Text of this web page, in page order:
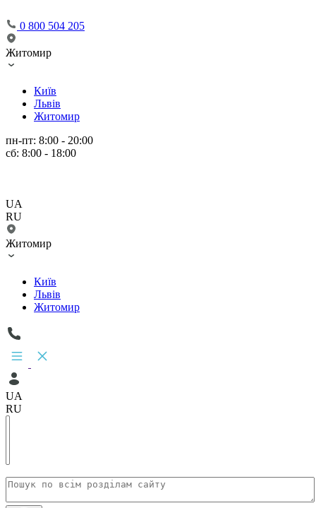
0 800 504 205
Житомир
Київ
Львів
Житомир
пн-пт: 8:00 - 20:00
сб: 8:00 - 18:00
UA
RU
Житомир
Київ
Львів
Житомир
UA
RU